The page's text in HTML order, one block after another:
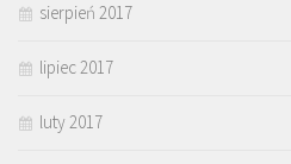
sierpień 2017
lipiec 2017
luty 2017